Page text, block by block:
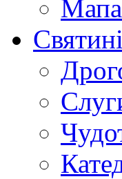
Мапа
Святині